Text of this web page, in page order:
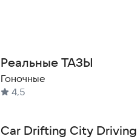
Реальные ТАЗЫ
Гоночные
4,5
Car Drifting City Driving